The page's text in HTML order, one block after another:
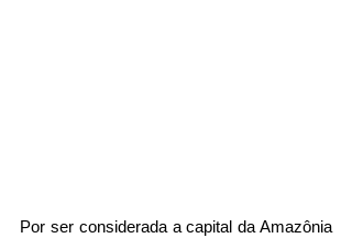
Por ser considerada a capital da Amazônia